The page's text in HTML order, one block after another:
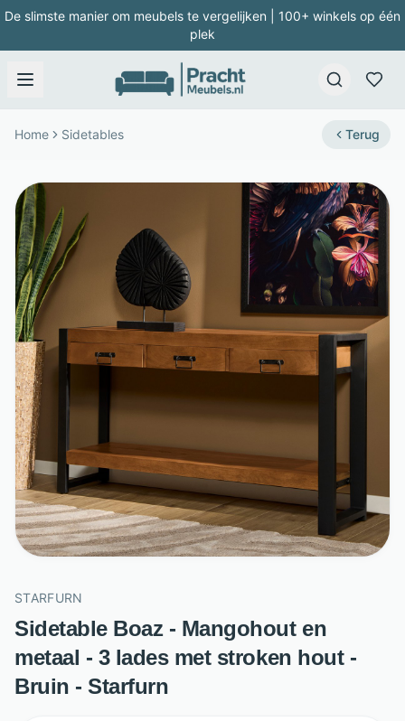
De slimste manier om meubels te vergelijken | 100+ winkels op één
plek
Home Sidetables Terug
STARFURN
Sidetable Boaz - Mangohout en
metaal - 3 lades met stroken hout -
Bruin - Starfurn